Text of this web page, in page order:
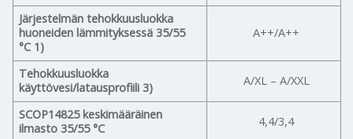
Järjestelmän tehokkuusluokka
huoneiden lämmityksessä 35/55
°C 1)
A++/A++
Tehokkuusluokka
käyttövesi/latausprofiili 3)
A/XL – A/XXL
SCOP14825 keskimääräinen
ilmasto 35/55 °C
4,4/3,4